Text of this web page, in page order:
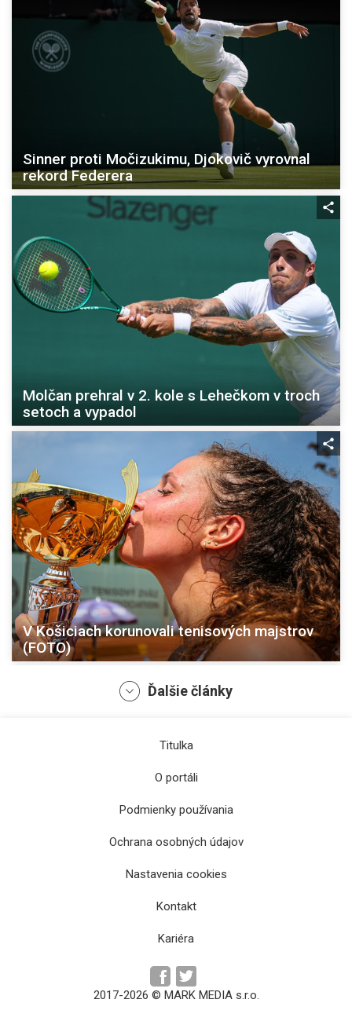
Sinner proti Močizukimu, Djokovič vyrovnal
rekord Federera
Molčan prehral v 2. kole s Lehečkom v troch
setoch a vypadol
V Košiciach korunovali tenisových majstrov
(FOTO)
Molčan vyradil Altmaiera, Djokovič bez
Ďalšie články
Titulka
O portáli
Podmienky používania
Ochrana osobných údajov
Nastavenia cookies
Kontakt
Kariéra
2017-2026 © MARK MEDIA s.r.o.